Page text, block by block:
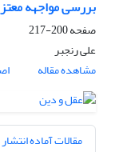
بررسی مواجهه
صفحه200-217
علی رنجبر
مشاهده مقاله
مقالات آماده انتشار